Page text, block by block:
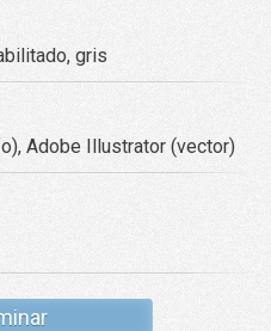
gris
Adobe Illustrator (vector)